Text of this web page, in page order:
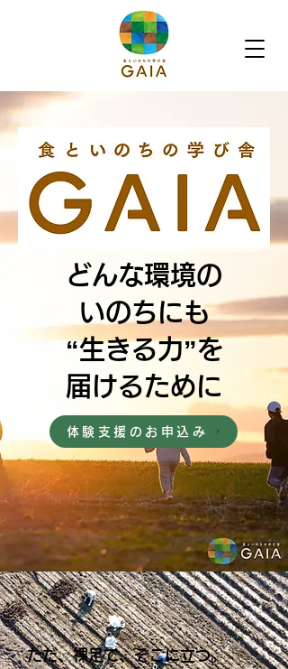
どんな環境の
いのちにも
​“生きる力”を
届けるために
体験支援のお申込み
ただ、裸足で、そこに立つ。